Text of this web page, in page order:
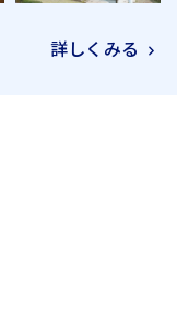
詳しくみる